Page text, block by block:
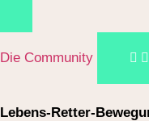
Die Community
Lebens-Retter-